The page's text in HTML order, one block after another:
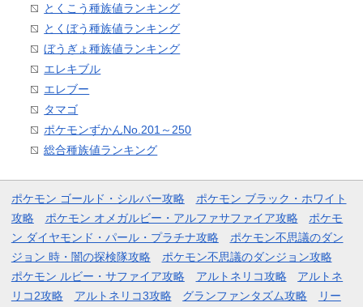
とくこう種族値ランキング
とくぼう種族値ランキング
ぼうぎょ種族値ランキング
エレキブル
エレブー
タマゴ
ポケモンずかんNo.201～250
総合種族値ランキング
ポケモン ゴールド・シルバー攻略
ポケモン ブラック・ホワイト
攻略
ポケモン オメガルビー・アルファサファイア攻略
ポケモ
ン ダイヤモンド・パール・プラチナ攻略
ポケモン不思議のダン
ジョン 時・闇の探検隊攻略
ポケモン不思議のダンジョン攻略
ポケモン ルビー・サファイア攻略
アルトネリコ攻略
アルトネ
リコ2攻略
アルトネリコ3攻略 グランファンタズム攻略
リー